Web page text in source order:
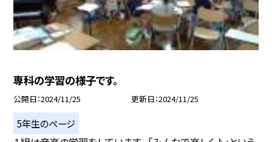
専科の学習の様子です。
公開日 2024/11/25 更新日 2024/11/25
5年生のページ